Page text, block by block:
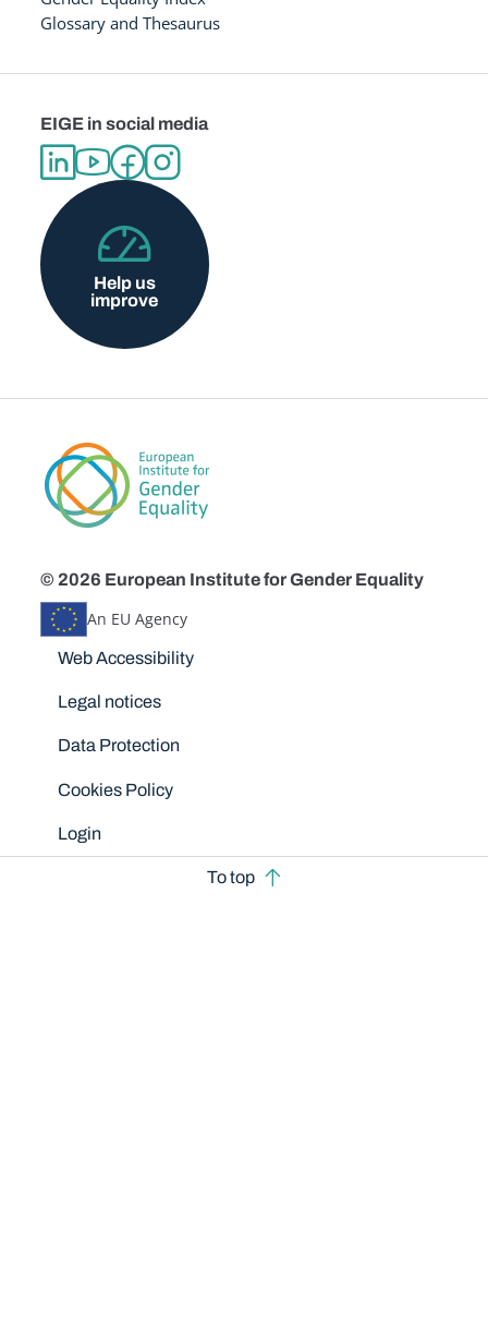
Glossary and Thesaurus
EIGE in social media
Help us
improve
© 2026 European Institute for Gender Equality
An EU Agency
Disclaimers
Web Accessibility
Legal notices
Data Protection
Cookies Policy
Login
To top